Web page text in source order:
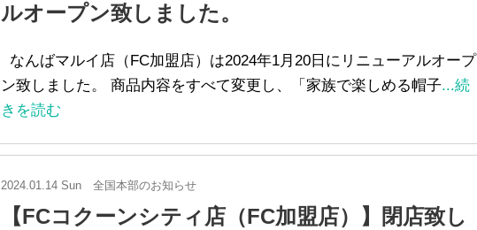
ルオープン致しました。
なんばマルイ店（FC加盟店）は2024年1月20日にリニューアルオープ
ン致しました。 商品内容をすべて変更し、「家族で楽しめる帽子...続
きを読む
2024.01.14 Sun 全国本部のお知らせ
【FCコクーンシティ店（FC加盟店）】閉店致し